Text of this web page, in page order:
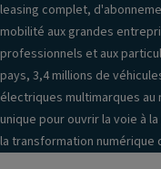
leasing complet,
mobilité aux grandes
professionnels et aux
pays, 3,4 millions de
électriques multimarques au
unique pour ouvrir la voie à
la transformation numérique